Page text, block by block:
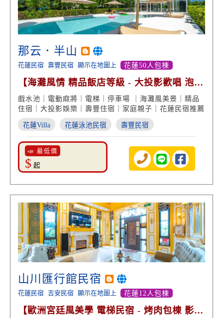
那云．半山
花蓮民宿 壽豐民宿 顯示在地圖上 花蓮50人包棟
【海灘風情 精品飯店等級 - 大投影歡唱 泡浴
缸 絕美景致】
戲水池｜電動麻將｜電梯｜停車場 ｜海灘風美景｜精品
住宿｜大投影娛樂｜壽豐住宿｜家庭親子｜花蓮民宿推薦
花蓮Villa 花蓮泳池民宿 壽豐民宿
📣 最低價
$ 起
山川匯行館民宿
花蓮民宿 吉安民宿 顯示在地圖上 花蓮12人包棟
【歐洲宮廷風美學 電梯民宿 - 烤肉包棟 影視